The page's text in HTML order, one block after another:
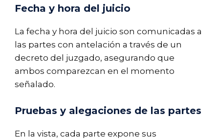
Fecha y hora del juicio
La fecha y hora del juicio son comunicadas a
las partes con antelación a través de un
decreto del juzgado, asegurando que
ambos comparezcan en el momento
señalado.
Pruebas y alegaciones de las partes
En la vista, cada parte expone sus